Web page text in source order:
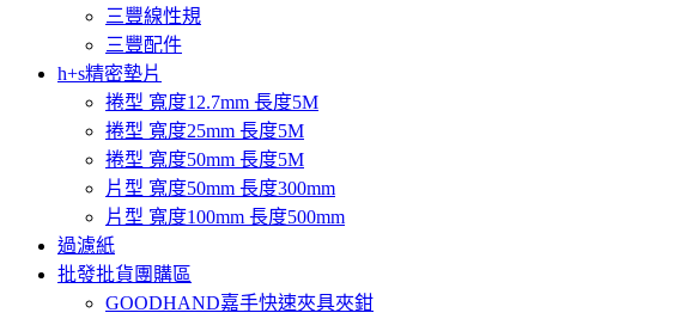
三豐線性規
三豐配件
h+s精密墊片
捲型 寬度12.7mm 長度5M
捲型 寬度25mm 長度5M
捲型 寬度50mm 長度5M
片型 寬度50mm 長度300mm
片型 寬度100mm 長度500mm
過濾紙
批發批貨團購區
GOODHAND嘉手快速夾具夾鉗